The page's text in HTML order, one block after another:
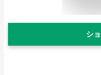
シ